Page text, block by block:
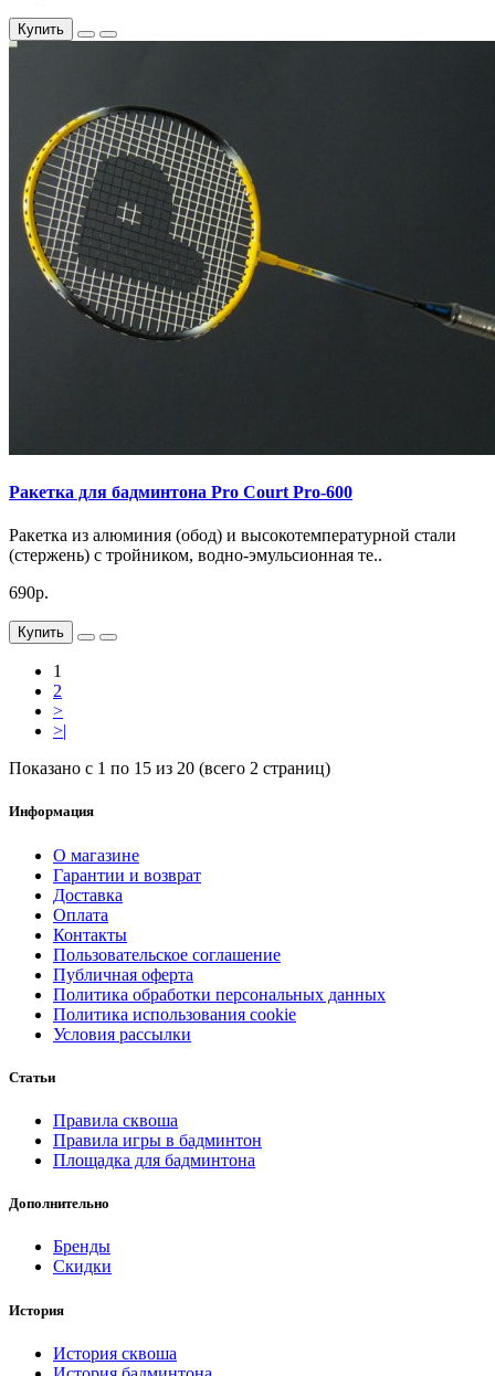
Купить
Ракетка для бадминтона Pro Court Pro-600
Ракетка из алюминия (обод) и высокотемпературной стали
(стержень) с тройником, водно-эмульсионная те..
690р.
Купить
1
2
>
>|
Показано с 1 по 15 из 20 (всего 2 страниц)
Информация
О магазине
Гарантии и возврат
Доставка
Оплата
Контакты
Пользовательское соглашение
Публичная оферта
Политика обработки персональных данных
Политика использования cookie
Условия рассылки
Статьи
Правила сквоша
Правила игры в бадминтон
Площадка для бадминтона
Дополнительно
Бренды
Скидки
История
История сквоша